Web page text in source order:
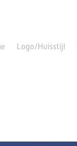
Logo/Huisstijl